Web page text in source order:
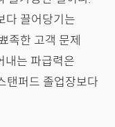
다 끌어당기는
족한 고객 문제
내는 파급력은
탠퍼드 졸업장보다